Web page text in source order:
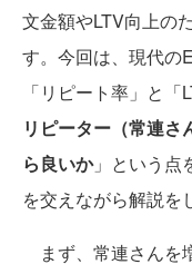
文金額やLTV向上の
す。今回は、現代の
「リピート率」と
リピーター（常連さ
ら良いか」という点
を交えながら解説を
まず、常連さんを